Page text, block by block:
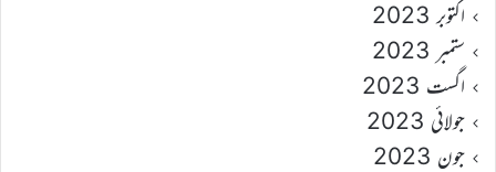
اکتوبر 2023
ستمبر 2023
اگست 2023
جولائی 2023
جون 2023